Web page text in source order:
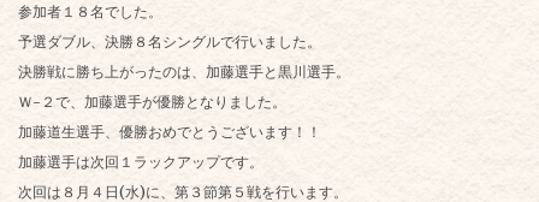
参加者１８名でした。
予選ダブル、決勝８名シングルで行いました。
決勝戦に勝ち上がったのは、加藤選手と黒川選手。
Ｗ-２で、加藤選手が優勝となりました。
加藤道生選手、優勝おめでとうございます！！
加藤選手は次回１ラックアップです。
次回は８月４日(水)に、第３節第５戦を行います。